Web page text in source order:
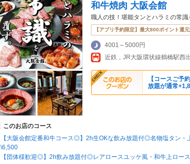
和牛焼肉 大阪会館
職人の技！堪能タンとハラミの常識
【アプリ予約限定】最大800ポイント還
4001～5000円
近鉄，JR大阪環状線鶴橋駅西
【コースご予
放題が通常
このお店のコース
【大阪会館定番和牛コース◎】2h生OKな飲み放題付◎名物塩タン
\6,500
【団体様歓迎◎】2h飲み放題付◎レアロースユッケ風・和牛上ロー